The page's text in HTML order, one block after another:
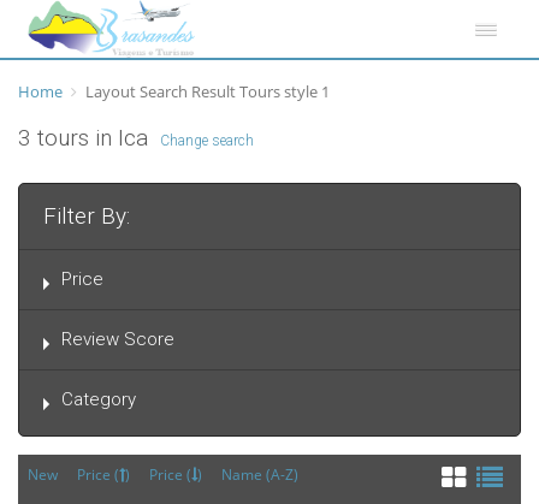
Home Layout Search Result Tours style 1
3 tours in Ica Change search
Filter By:
Price
Review Score
Category
New Price ( ) Price ( )
Name (A-Z)